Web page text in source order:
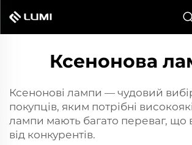
Ксенонова
Ксенонові лампи — чудовий
покупців, яким потрібні
лампи мають багато переваг, що
від конкурентів.